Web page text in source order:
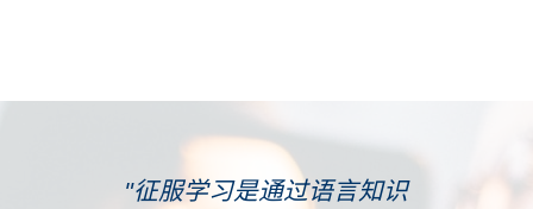
"征服学习是通过语言知识